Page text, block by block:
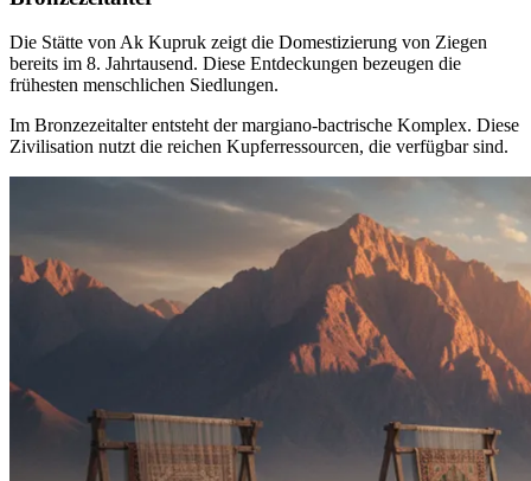
Die Stätte von Ak Kupruk zeigt die Domestizierung von Ziegen
bereits im 8. Jahrtausend. Diese Entdeckungen bezeugen die
frühesten menschlichen Siedlungen.
Im Bronzezeitalter entsteht der margiano-bactrische Komplex. Diese
Zivilisation nutzt die reichen Kupferressourcen, die verfügbar sind.